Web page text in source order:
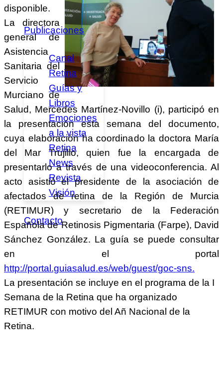
Publicaciones
Canal
Retina
Guías y
Libros
Emociones
a la vista
Retina
News
Revista
Visión
Contacto
disponible.
La directora
general de
Asistencia
Sanitaria del
Servicio
Murciano de
Salud, Mercedes Martínez-Novillo (i), participó en
la presentación esta semana del documento,
cuya elaboración ha coordinado la doctora María
del Mar Trujillo, quien fue la encargada de
presentarlo a través de una videoconferencia. Al
acto asistió el presidente de la asociación de
afectados de retina de la Región de Murcia
(RETIMUR) y secretario de la Federación
Española de Retinosis Pigmentaria (Farpe), David
Sánchez González. La guía se puede consultar
en el portal
http://portal.guiasalud.es/web/guest/goc-sns.
La presentación se incluye en el programa de la I
Semana de la Retina que ha organizado
RETIMUR con motivo del Añ Nacional de la
Retina.